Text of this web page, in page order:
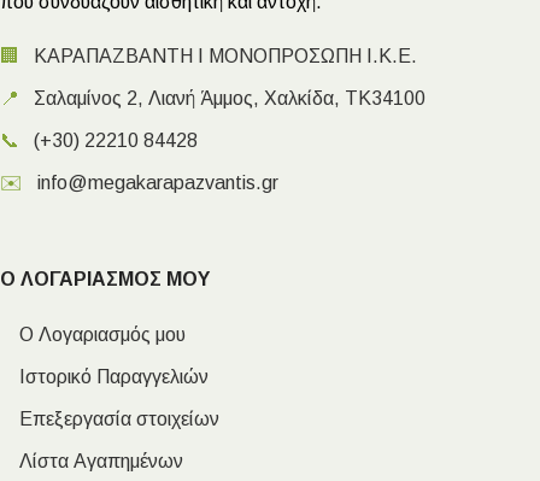
🏢 ΚΑΡΑΠΑΖΒΑΝΤΗ Ι ΜΟΝΟΠΡΟΣΩΠΗ Ι.Κ.Ε.
📍 Σαλαμίνος 2, Λιανή Άμμος, Χαλκίδα, ΤΚ34100
📞 (+30) 22210 84428
✉️ info@megakarapazvantis.gr
Ο ΛΟΓΑΡΙΑΣΜΟΣ ΜΟΥ
Ο Λογαριασμός μου
Ιστορικό Παραγγελιών
Επεξεργασία στοιχείων
Λίστα Αγαπημένων